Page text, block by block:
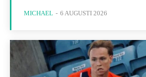
MICHAEL - 6 AUGUSTI 2026